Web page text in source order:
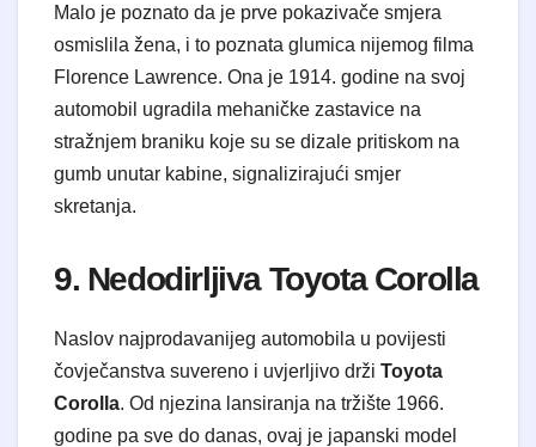
Malo je poznato da je prve pokazivače smjera
osmislila žena, i to poznata glumica nijemog filma
Florence Lawrence. Ona je 1914. godine na svoj
automobil ugradila mehaničke zastavice na
stražnjem braniku koje su se dizale pritiskom na
gumb unutar kabine, signalizirajući smjer
skretanja.
9. Nedodirljiva Toyota Corolla
Naslov najprodavanijeg automobila u povijesti
čovječanstva suvereno i uvjerljivo drži Toyota
Corolla. Od njezina lansiranja na tržište 1966.
godine pa sve do danas, ovaj je japanski model